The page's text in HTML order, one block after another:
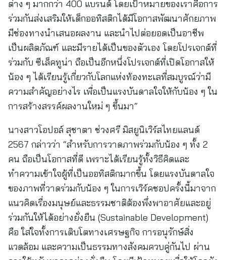
ต่าง ๆ มากกว่า 400 แบรนด์ โดยเป้าหมายของเราคือการ
ร่วมกันส่งเสริมให้เด็กออทิสติกได้มีโอกาสพัฒนาศักยภาพ
มีช่องทางนำเสนอผลงาน และนำไปต่อยอดเป็นอาชีพ
เป็นผลิตภัณฑ์ และมีรายได้เป็นของตัวเอง โดยโปรเจกต์ที่
ร่วมกับ ซีเล็คทูน่า ถือเป็นอีกหนึ่งโปรเจกต์ที่เปิดโอกาสให้
น้อง ๆ ได้เรียนรู้เกี่ยวกับโลกแห่งท้องทะเลที่สมบูรณ์ว่ามี
ความสำคัญอย่างไร เพื่อเป็นแรงบันดาลใจให้กับน้อง ๆ ใน
การสร้างสรรค์ผลงานใหม่ ๆ ขึ้นมา”
นางสาวโอปอล์ สุชาตา ช่วงศรี มิสยูนิเวิร์สไทยแลนด์
2567 กล่าวว่า “สำหรับการวาดภาพร่วมกับน้อง ๆ ทั้ง 2
คน ถือเป็นโอกาสที่ดี เพราะได้เรียนรู้ทั้งวิธีคิดและ
ทำความเข้าใจผู้ที่เป็นออทิสติกมากขึ้น โดยแรงบันดาลใจ
ของภาพที่วาดร่วมกับน้อง ๆ ในการเวิร์คชอปครั้งนี้มาจาก
แนวคิดเรื่องมนุษย์และธรรมชาติต้องพึ่งพาอาศัยและอยู่
ร่วมกันให้ได้อย่างยั่งยืน (Sustainable Development)
คือ ใส่ใจทั้งการเติบโตทางเศรษฐกิจ การอนุรักษ์สิ่ง
แวดล้อม และความเป็นธรรมทางสังคมควบคู่กันไป ผ่าน